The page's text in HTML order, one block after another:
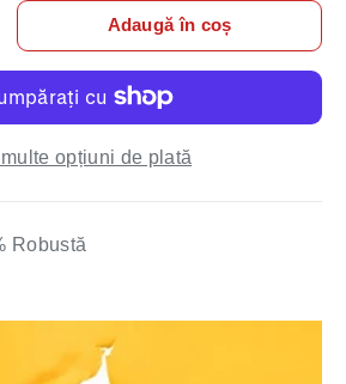
cantitateaAdaugă în coș
opțiuni de plată
Robustă